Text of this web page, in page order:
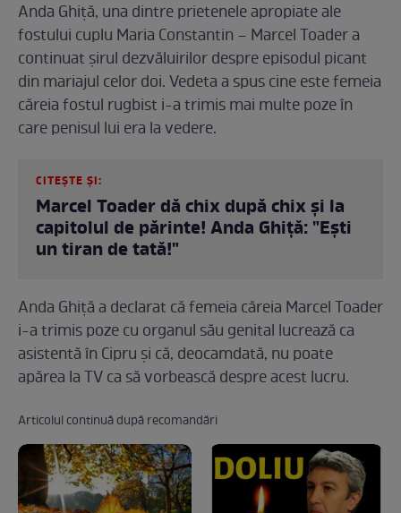
Anda Ghiţă, una dintre prietenele apropiate ale
fostului cuplu Maria Constantin – Marcel Toader a
continuat şirul dezvăluirilor despre episodul picant
din mariajul celor doi. Vedeta a spus cine este femeia
căreia fostul rugbist i-a trimis mai multe poze în
care penisul lui era la vedere.
CITEȘTE ȘI:
Marcel Toader dă chix după chix și la
capitolul de părinte! Anda Ghiță: "Ești
un tiran de tată!"
Anda Ghiţă a declarat că femeia căreia Marcel Toader
i-a trimis poze cu organul său genital lucrează ca
asistentă în Cipru şi că, deocamdată, nu poate
apărea la TV ca să vorbească despre acest lucru.
Articolul continuă după recomandări